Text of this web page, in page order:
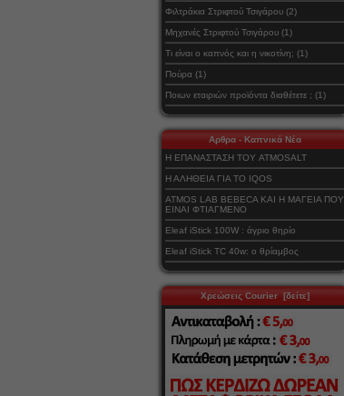
Φιλτράκια Στριφτού Τσιγάρου (2)
Μηχανές Στριφτού Τσιγάρου (1)
Τι είναι ο καπνός και η νικοτίνη; (1)
Πούρα (1)
Ποιων εταιριών προϊόντα διαθέτετε ; (1)
Αρθρα - Καπνικά Νέα
Η ΕΠΑΝΑΣΤΑΣΗ ΤΟΥ ATMOSALT
Η ΑΛΗΘΕΙΑ ΓΙΑ ΤΟ IQOS
ATMOS LAB BEBECA ΚΑΙ Η ΜΑΓΕΙΑ ΠΟΥ
ΕΙΝΑΙ ΦΤΙΑΓΜΕΝΟ
Eleaf iStick 100W : άγριο θηρίο
Eleaf iStick TC 40w: ο θρίαμβος
Χρεώσεις Courier [δείτε]